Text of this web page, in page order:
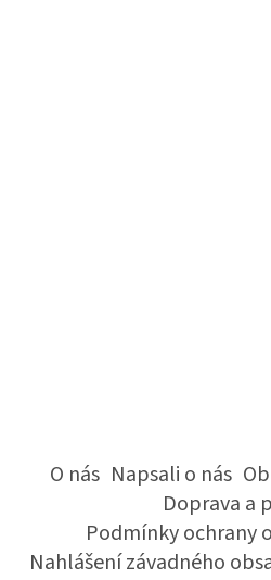
O nás Napsali o nás
Doprava a
Podmínky ochrany
Nahlášení závadného